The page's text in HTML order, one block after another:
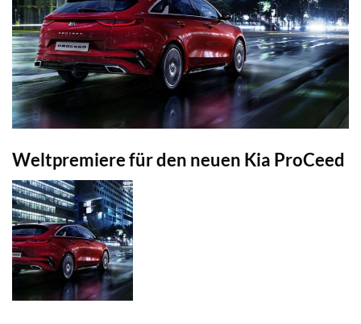
Weltpremiere für den neuen Kia ProCeed